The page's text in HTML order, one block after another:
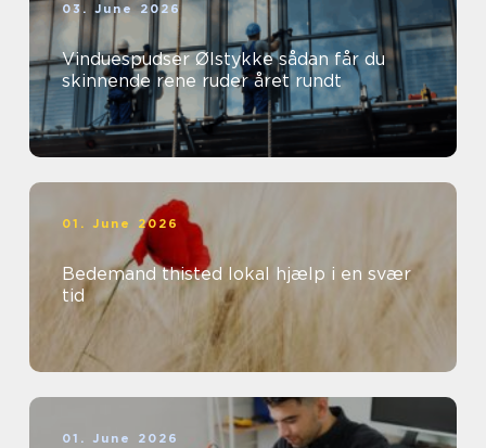
03. June 2026
Vinduespudser Ølstykke sådan får du
skinnende rene ruder året rundt
01. June 2026
Bedemand thisted lokal hjælp i en svær
tid
01. June 2026